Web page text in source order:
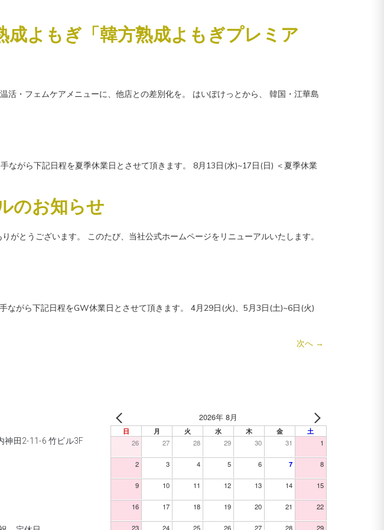
成よもぎ「韓方熟成よもぎプレミア
・フェムケアメニューに、他店との差別化を。 はいぽけっとから、 韓国・江華島
がら下記日程を夏季休業日とさせて頂きます。 8月13日(水)~17日(日) ＜夏季休業
のお知らせ
とうございます。 このたび、当社公式ホームページをリニューアルいたします。
がら下記日程をGW休業日とさせて頂きます。 4月29日(火)、5月3日(土)~6日(火)
次へ →
神田2-11-6 竹ビル3F
2026年 8月
日 月 火 水 木 金
土
26
27 28 29 30 31 1
2 3 4 5 6 7 8
9 10 11 12 13 14 15
16 17 18 19 20 21 22
23 24 25 26 27 28 29